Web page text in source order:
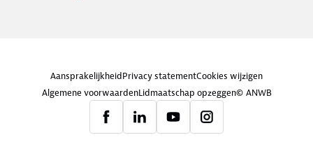
AansprakelijkheidPrivacy statementCookies wijzigen
Algemene voorwaardenLidmaatschap opzeggen© ANWB